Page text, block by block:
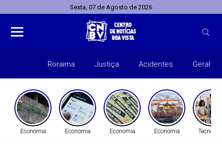
Sexta, 07 de Agosto de 2026
Roraima Justiça Acidentes Geral
Economia Economia Economia Economia